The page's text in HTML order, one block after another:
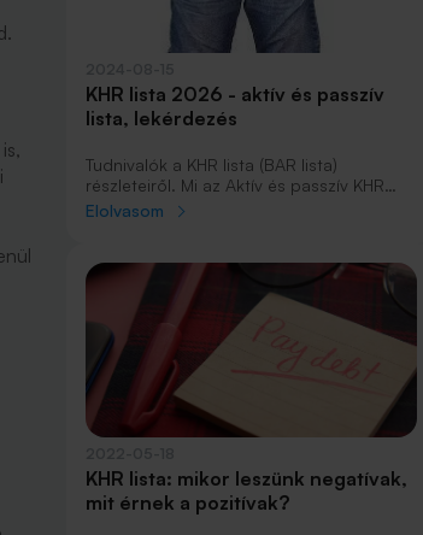
KHR lista 2026 - aktív és passzív
lista, lekérdezés
Tudnivalók a KHR lista (BAR lista)
részleteiről. Mi az Aktív és passzív KHR
lista? Mikor kerül fel egy adós a negatív
Elolvasom
KHR lista: mikor leszünk negatívak,
mit érnek a pozitívak?